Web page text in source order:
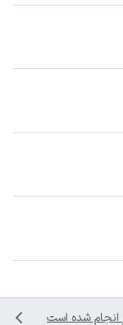
انجام شده است